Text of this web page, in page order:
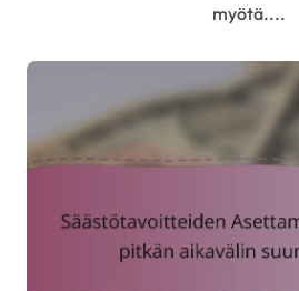
myötä....